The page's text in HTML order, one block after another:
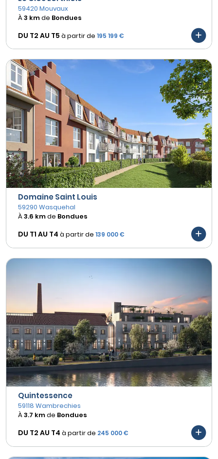
59420 Mouvaux
À3 kmde Bondues
DU T2 AU T5 à partir de 195 199 €
Domaine Saint Louis
59290 Wasquehal
À3.6 kmde Bondues
DU T1 AU T4 à partir de 139 000 €
Quintessence
59118 Wambrechies
À3.7 kmde Bondues
DU T2 AU T4 à partir de 245 000 €